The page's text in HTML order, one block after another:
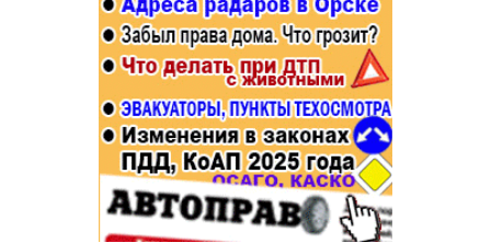
Авто и мото
Рестораны, кафе, бары
Спорт Фитнес
Недвижимость
Красота Косметология
Бизнес и финансы
Юристы, Экспертиза, Страхование
Ремонт
Социальные организации
Это интересно
Администрация